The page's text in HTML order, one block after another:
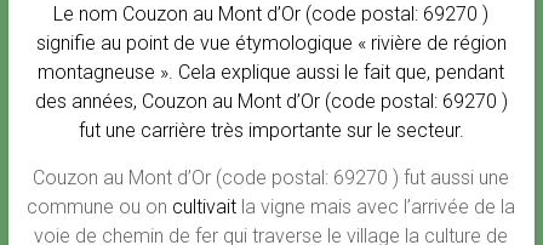
Le nom Couzon au Mont d’Or (code postal: 69270 )
signifie au point de vue étymologique « rivière de région
montagneuse ». Cela explique aussi le fait que, pendant
des années, Couzon au Mont d’Or (code postal: 69270 )
fut une carrière très importante sur le secteur.
Couzon au Mont d’Or (code postal: 69270 ) fut aussi une
commune ou on cultivait la vigne mais avec l’arrivée de la
voie de chemin de fer qui traverse le village la culture de